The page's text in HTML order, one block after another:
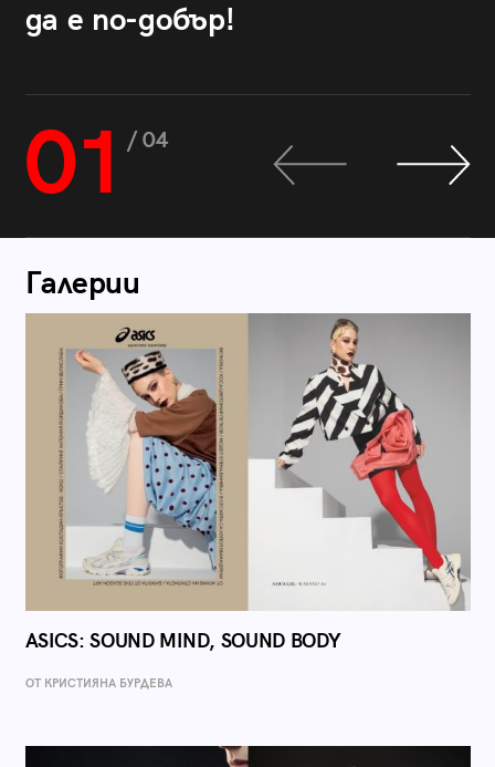
да е по-добър!
01 / 04
Галерии
ASICS: SOUND MIND, SOUND BODY
ОТ КРИСТИЯНА БУРДЕВА